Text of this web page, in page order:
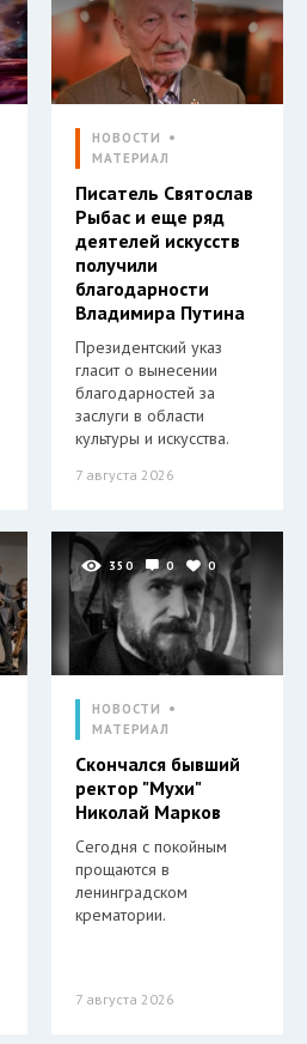
НОВОСТИ
МАТЕРИАЛ
Писатель Святослав
Рыбас и еще ряд
деятелей искусств
получили
благодарности
Владимира Путина
Президентский указ
гласит о вынесении
благодарностей за
заслуги в области
культуры и искусства.
7 августа 2026
350 0 0
НОВОСТИ
МАТЕРИАЛ
Скончался бывший
ректор "Мухи"
Николай Марков
Сегодня с покойным
прощаются в
ленинградском
крематории.
7 августа 2026